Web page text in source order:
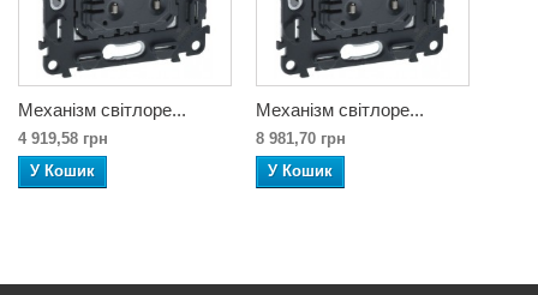
Механізм світлоре...
4 919,58 грн
У Кошик
Механізм світлоре...
8 981,70 грн
У Кошик